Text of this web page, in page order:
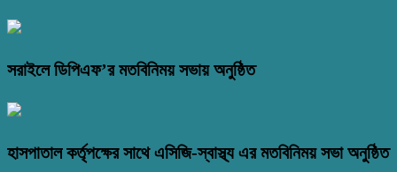
সরাইলে ডিপিএফ’র মতবিনিময় সভায় অনুষ্ঠিত
হাসপাতাল কর্তৃপক্ষের সাথে এসিজি-স্বাস্থ্য এর মতবিনিময় সভা অনুষ্ঠিত